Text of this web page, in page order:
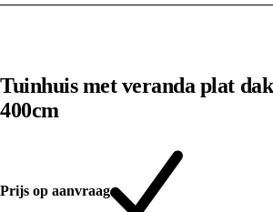
Tuinhuis met veranda plat
400cm
Prijs op aanvraag